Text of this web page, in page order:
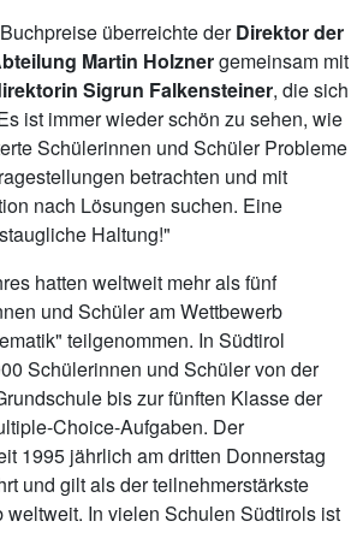
überreichte derDirektor der
Martin Holznergemeinsam mit
Sigrun Falkensteiner, die sich
ist immer wieder schön zu sehen, wie
Schülerinnen und Schüler Probleme
betrachten und mit
nach Lösungen suchen. Eine
Haltung!"
hatten weltweit mehr als fünf
und Schüler am Wettbewerb
teilgenommen. In Südtirol
Schülerinnen und Schüler von der
bis zur fünften Klasse der
Choice-Aufgaben. Der
1995 jährlich am dritten Donnerstag
und gilt als der teilnehmerstärkste
In vielen Schulen Südtirols ist